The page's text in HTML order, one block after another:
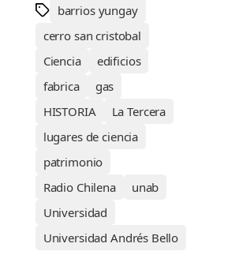
barrios yungay
cerro san cristobal
Ciencia
edificios
fabrica
gas
HISTORIA
La Tercera
lugares de ciencia
patrimonio
Radio Chilena
unab
Universidad
Universidad Andrés Bello